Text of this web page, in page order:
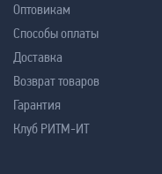
Оптовикам
Способы оплаты
Доставка
Возврат товаров
Гарантия
Клуб РИТМ-ИТ